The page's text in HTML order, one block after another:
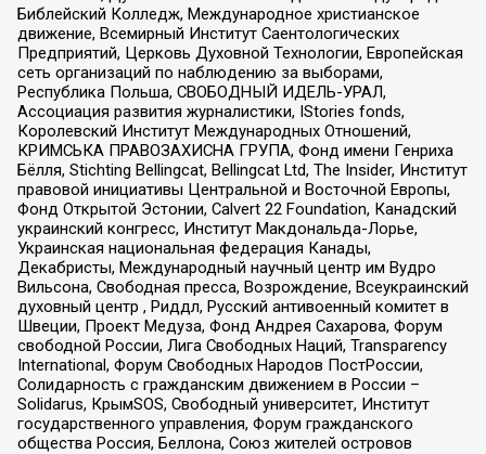
Библейский Колледж, Международное христианское
движение, Всемирный Институт Саентологических
Предприятий, Церковь Духовной Технологии, Европейская
сеть организаций по наблюдению за выборами,
Республика Польша, СВОБОДНЫЙ ИДЕЛЬ-УРАЛ,
Ассоциация развития журналистики, IStories fonds,
Королевский Институт Международных Отношений,
КРИМСЬКА ПРАВОЗАХИСНА ГРУПА, Фонд имени Генриха
Бёлля, Stichting Bellingcat, Bellingcat Ltd, The Insider, Институт
правовой инициативы Центральной и Восточной Европы,
Фонд Открытой Эстонии, Calvert 22 Foundation, Канадский
украинский конгресс, Институт Макдональда-Лорье,
Украинская национальная федерация Канады,
Декабристы, Международный научный центр им Вудро
Вильсона, Свободная пресса, Возрождение, Всеукраинский
духовный центр , Риддл, Русский антивоенный комитет в
Швеции, Проект Медуза, Фонд Андрея Сахарова, Форум
свободной России, Лига Свободных Наций, Transparеncy
International, Форум Свободных Народов ПостРоссии,
Солидарность с гражданским движением в России –
Solidarus, КрымSOS, Свободный университет, Институт
государственного управления, Форум гражданского
общества Россия, Беллона, Союз жителей островов